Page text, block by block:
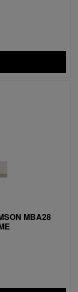
MBA28